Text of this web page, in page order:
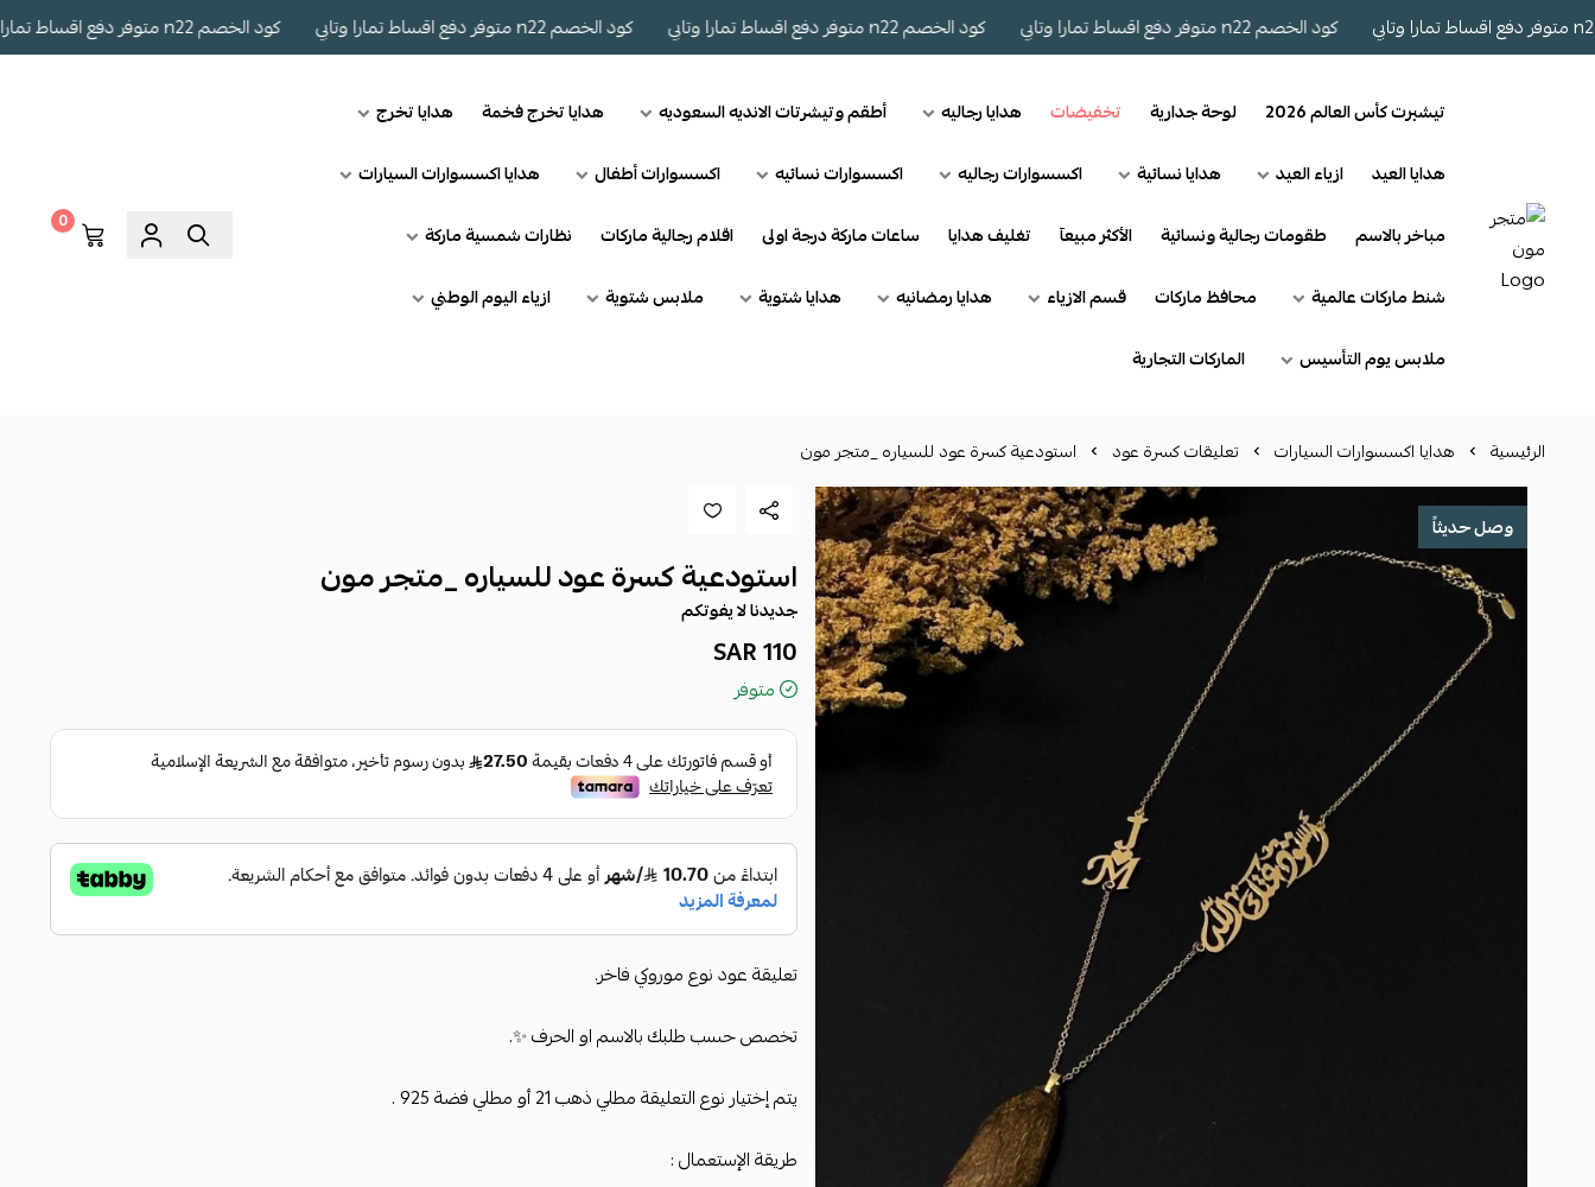
كود الخصم n22 متوفر دفع اقساط تمارا وتابي كود الخصم n22 متوفر دفع اقساط تمارا وتابي كود الخصم n22 متوفر دفع اقساط تمارا وتابي كود الخصم n22 متوفر دفع اقساط تمارا وتابي
تيشيرت كأس العالم 2026 لوحة جدارية تخفيضات هدايا رجاليه أطقم وتيشرتات الانديه السعوديه هدايا تخرج فخمة
هدايا تخرج
هدايا العيد
ازياء العيد هدايا نسائية اكسسوارات رجاليه اكسسوارات نسائيه اكسسوارات أطفال
هدايا اكسسوارات السيارات
مباخر بالاسم
طقومات رجالية ونسائية الأكثر مبيعآ تغليف هدايا ساعات ماركة درجة اولى اقلام رجالية ماركات
نظارات شمسية ماركة
شنط ماركات عالمية
محافظ ماركات قسم الازياء هدايا رمضانيه هدايا شتوية ملابس شتوية
ازياء اليوم الوطني
ملابس يوم التأسيس
الماركات التجارية
0
الرئيسية هدايا اكسسوارات السيارات تعليقات كسرة عود استودعية كسرة عود للسياره _متجر مون
وصل حديثاً
استودعية كسرة عود للسياره _متجر مون
جديدنا لا يفوتكم
110 SAR
متوفر
تعليقة عود نوع موروكي فاخر.
تخصص حسب طلبك بالاسم او الحرف ✨.
يتم إختيار نوع التعليقة مطلي ذهب 21 أو مطلي فضة 925 .
طريقة الإستعمال :